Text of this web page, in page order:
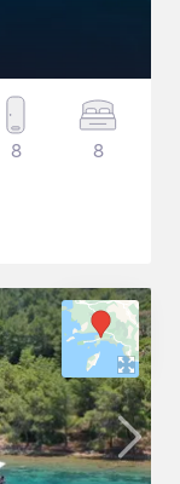
8 8